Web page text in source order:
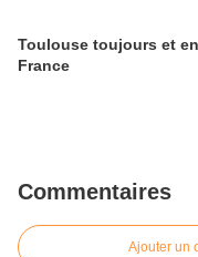
Toulouse toujours et
France
Commentaires
Ajouter un